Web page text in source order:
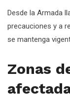
Desde la Armada
precauciones y a
se mantenga
Zonas